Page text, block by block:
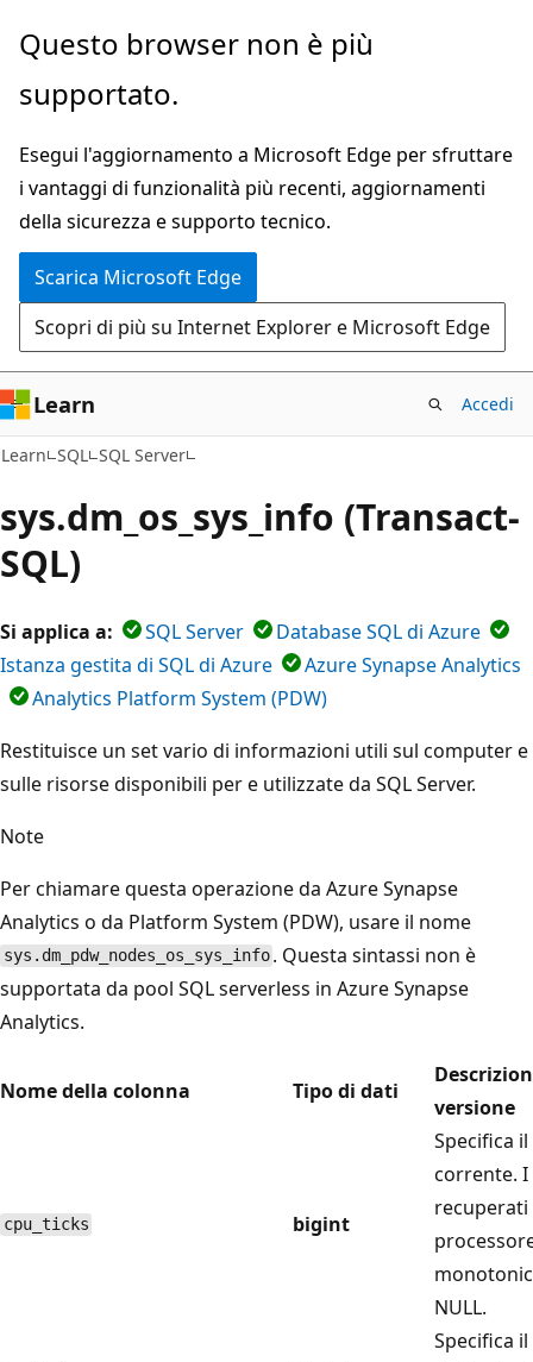
Ignora
passa
contenuto
principale
Questo browser non è più
supportato.
Esegui l'aggiornamento a Microsoft Edge per sfruttare
i vantaggi di funzionalità più recenti, aggiornamenti
della sicurezza e supporto tecnico.
Scarica Microsoft Edge
Scopri di più su Internet Explorer e Microsoft Edge
Learn Accedi
Learn SQL SQL Server
sys.dm_os_sys_info (Transact-
SQL)
Si applica a: SQL Server
Database SQL di Azure
Istanza gestita di SQL di Azure
Azure Synapse Analytics
Analytics Platform System (PDW)
Restituisce un set vario di informazioni utili sul computer e
sulle risorse disponibili per e utilizzate da SQL Server.
Note
Per chiamare questa operazione da Azure Synapse
Analytics o da Platform System (PDW), usare il nome
sys.dm_pdw_nodes_os_sys_info . Questa sintassi non è
supportata da pool SQL serverless in Azure Synapse
Analytics.
Nome della colonna Tipo di dati
versione
cpu_ticks bigint
Specifica
corrente. I
recuperati
NULL.
Specifica